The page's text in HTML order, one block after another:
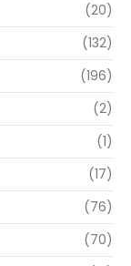
(20)
(132)
(196)
(2)
(1)
(17)
(76)
(70)